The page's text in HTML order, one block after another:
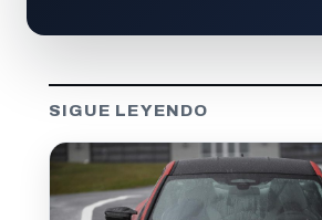
SIGUE LEYENDO